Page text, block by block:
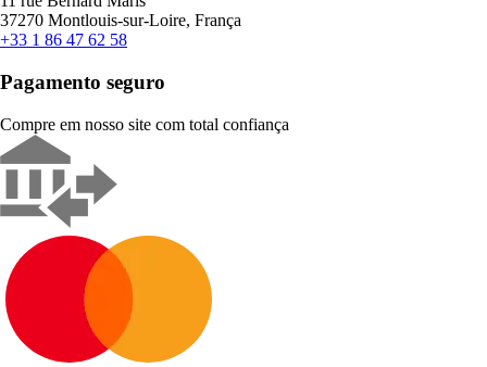
37270 Montlouis-sur-Loire, França
+33 1 86 47 62 58
Pagamento seguro
Compre em nosso site com total confiança